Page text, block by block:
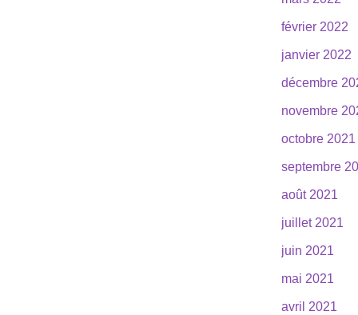
février 2022
janvier 2022
décembre
novembre
octobre 2021
septembre
août 2021
juillet 2021
juin 2021
mai 2021
avril 2021